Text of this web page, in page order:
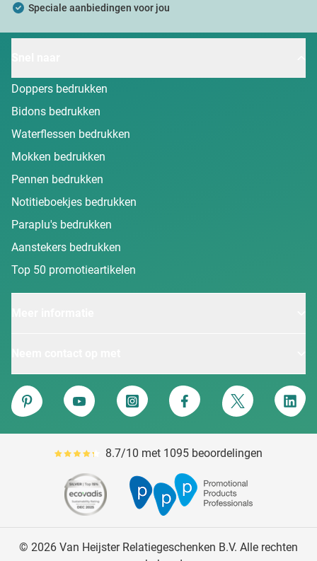
Speciale aanbiedingen voor jou
Doppers bedrukken
Bidons bedrukken
Waterflessen bedrukken
Mokken bedrukken
Pennen bedrukken
Notitieboekjes bedrukken
Paraplu's bedrukken
Aanstekers bedrukken
Top 50 promotieartikelen
Van Heijster
Pinterest
YouTube Instagram Facebook Twitter
Gemiddeld reviewpercentage is 87
8.7/10 met 1095 beoordelingen
© 2026 Van Heijster Relatiegeschenken B.V. Alle rechten